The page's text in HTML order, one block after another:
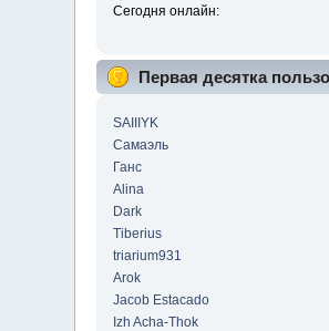
Сегодня онлайн:
Первая десятка
SAIIIYK
Самаэль
Ганс
Alina
Dark
Tiberius
triarium931
Arok
Jacob Estacado
Izh Acha-Thok